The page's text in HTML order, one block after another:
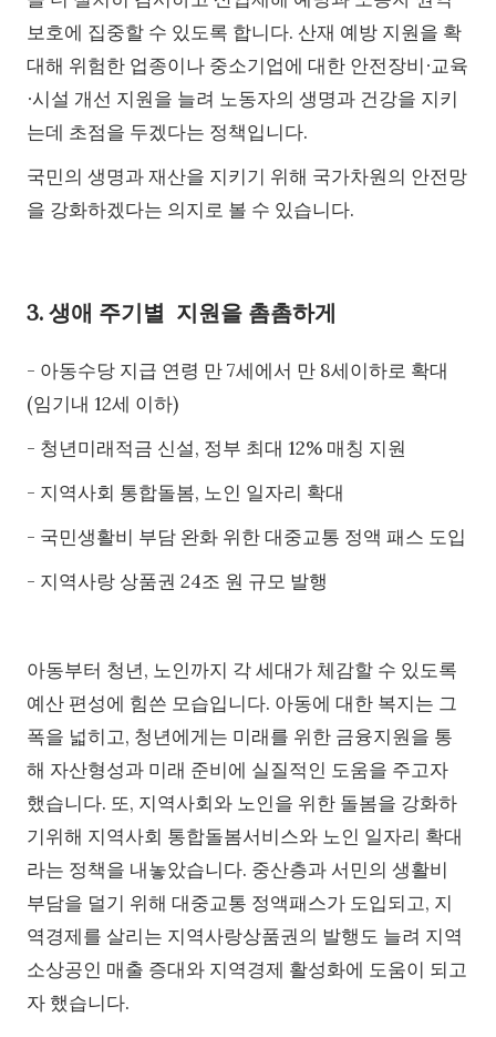
보호에 집중할 수 있도록 합니다. 산재 예방 지원을 확
대해 위험한 업종이나 중소기업에 대한 안전장비∙교육
∙시설 개선 지원을 늘려 노동자의 생명과 건강을 지키
는데 초점을 두겠다는 정책입니다.
국민의 생명과 재산을 지키기 위해 국가차원의 안전망
을 강화하겠다는 의지로 볼 수 있습니다.
3. 생애 주기별 지원을 촘촘하게
- 아동수당 지급 연령 만 7세에서 만 8세이하로 확대
(임기내 12세 이하)
- 청년미래적금 신설, 정부 최대 12% 매칭 지원
- 지역사회 통합돌봄, 노인 일자리 확대
- 국민생활비 부담 완화 위한 대중교통 정액 패스 도입
- 지역사랑 상품권 24조 원 규모 발행
아동부터 청년, 노인까지 각 세대가 체감할 수 있도록
예산 편성에 힘쓴 모습입니다. 아동에 대한 복지는 그
폭을 넓히고, 청년에게는 미래를 위한 금융지원을 통
해 자산형성과 미래 준비에 실질적인 도움을 주고자
했습니다. 또, 지역사회와 노인을 위한 돌봄을 강화하
기위해 지역사회 통합돌봄서비스와 노인 일자리 확대
라는 정책을 내놓았습니다. 중산층과 서민의 생활비
부담을 덜기 위해 대중교통 정액패스가 도입되고, 지
역경제를 살리는 지역사랑상품권의 발행도 늘려 지역
소상공인 매출 증대와 지역경제 활성화에 도움이 되고
자 했습니다.